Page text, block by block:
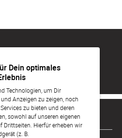
Dein optimales
Technologien, um Dir
Anzeigen zu zeigen, noch
zu bieten und deren
sowohl auf unseren eigenen
Drittseiten. Hierfür erheben wir
(z. B.